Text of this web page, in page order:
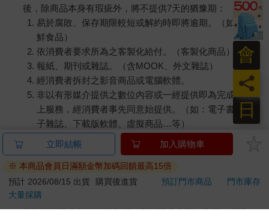
後，除商品本身有瑕疵外，將不提供7天的猶豫期：
易於腐敗、保存期限較短或解約時即將逾期。（如：生
鮮食品）
依消費者要求所為之客製化給付。（客製化商品）
報紙、期刊或雜誌。（含MOOK、外文雜誌）
經消費者拆封之影音商品或電腦軟體。
非以有形媒介提供之數位內容或一經提供即為完成之線
上服務，經消費者事先同意始提供。（如：電子書、電
子雜誌、下載版軟體、虛擬商品…等）
已拆封之個人衛生用品。（如：內衣褲、刮鬍刀、除毛
若非上列種類商品，均享有到貨7天的猶豫期（含例假
日）。
辦理退換貨時，商品（組合商品恕無法接受單獨退貨）必須
是您收到商品時的原始狀態（包含商品本體、配件、贈品、
立即結帳 加入購物車
※ 本商品會員日滿額金幣加碼回饋最高15倍
預計 2026/08/15 出貨
購買後進貨 預訂門市商品
門市庫存
大量採購
日
員
會